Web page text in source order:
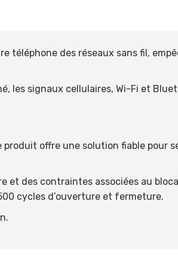
téléphone des réseaux sans fil,
les signaux cellulaires, Wi-Fi et
offre une solution fiable pour
et des contraintes associées au
cycles d’ouverture et fermeture.